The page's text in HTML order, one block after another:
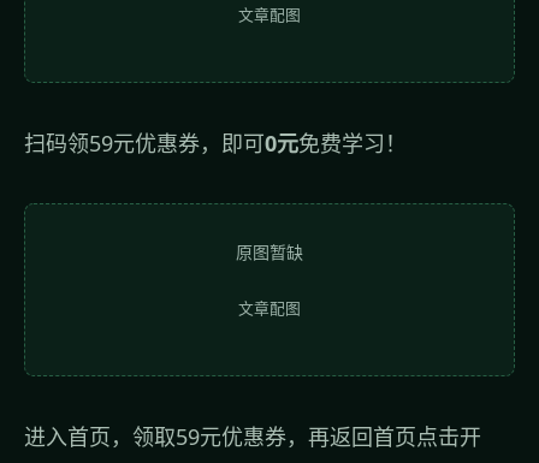
文章配图
扫码领59元优惠券，即可0元免费学习！
原图暂缺
文章配图
进入首页，领取59元优惠券，再返回首页点击开